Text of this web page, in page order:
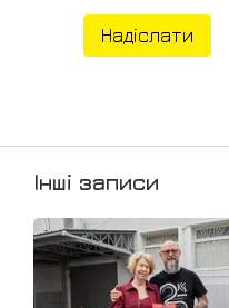
Надіслати
Інші записи